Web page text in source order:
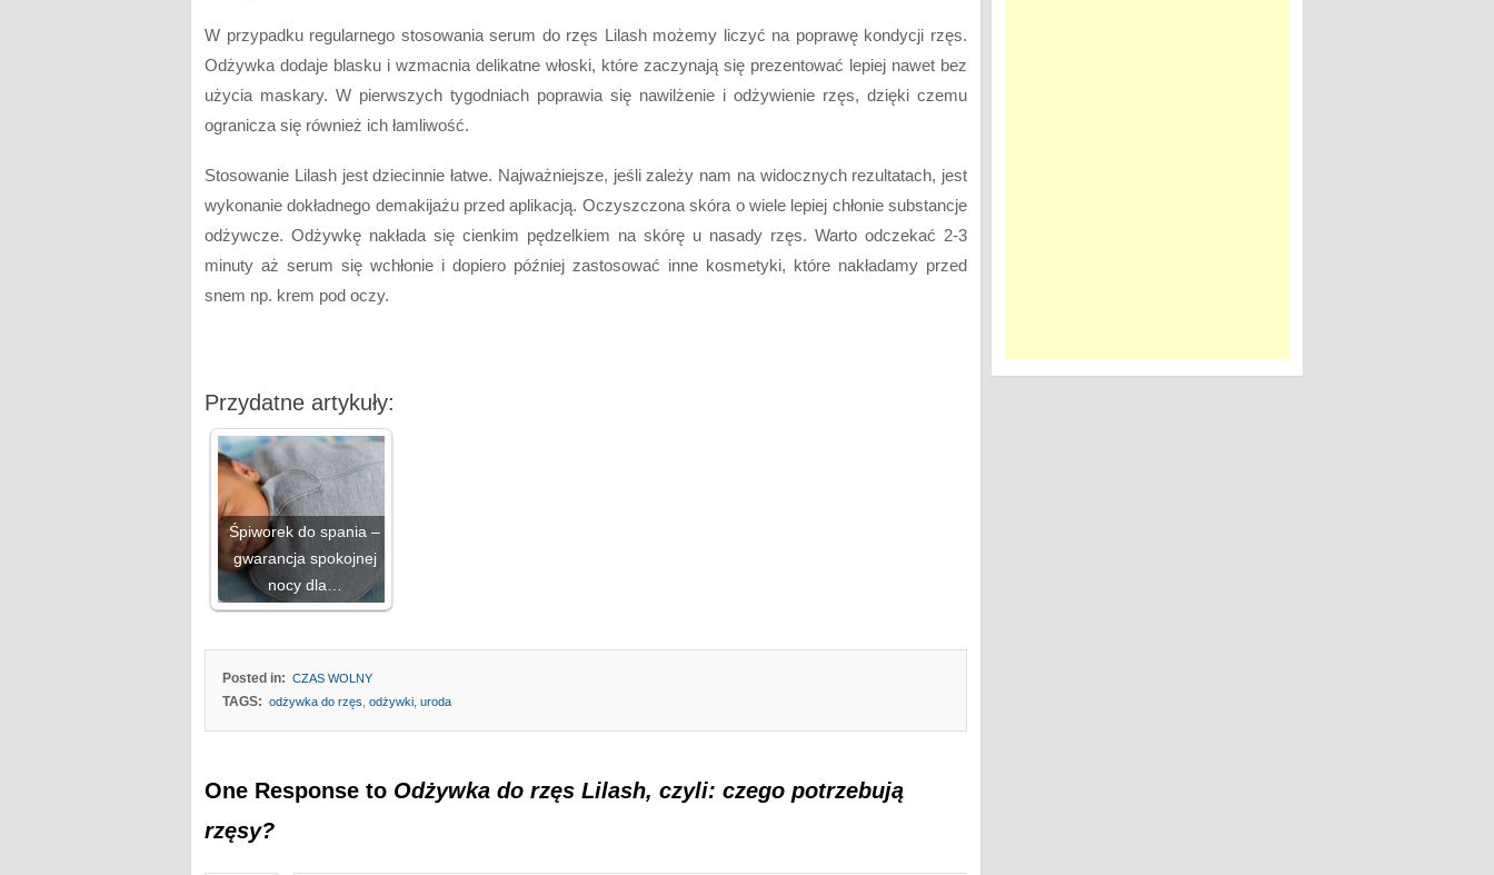
W przypadku regularnego stosowania serum do rzęs Lilash możemy liczyć na poprawę kondycji rzęs.
Odżywka dodaje blasku i wzmacnia delikatne włoski, które zaczynają się prezentować lepiej nawet bez
użycia maskary. W pierwszych tygodniach poprawia się nawilżenie i odżywienie rzęs, dzięki czemu
ogranicza się również ich łamliwość.
Stosowanie Lilash jest dziecinnie łatwe. Najważniejsze, jeśli zależy nam na widocznych rezultatach, jest
wykonanie dokładnego demakijażu przed aplikacją. Oczyszczona skóra o wiele lepiej chłonie substancje
odżywcze. Odżywkę nakłada się cienkim pędzelkiem na skórę u nasady rzęs. Warto odczekać 2-3
minuty aż serum się wchłonie i dopiero później zastosować inne kosmetyki, które nakładamy przed
snem np. krem pod oczy.
Przydatne artykuły:
Śpiworek do spania –
gwarancja spokojnej
nocy dla…
Posted in: CZAS WOLNY
TAGS: odżywka do rzęs odżywki uroda
One Response to Odżywka do rzęs Lilash, czyli: czego potrzebują
rzęsy?